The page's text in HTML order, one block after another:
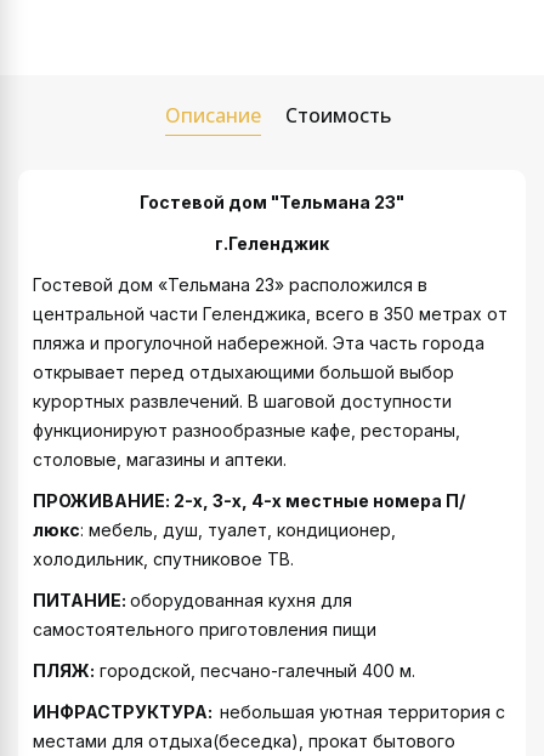
Описание Стоимость
Гостевой дом "Тельмана 23"
г.Геленджик
Гостевой дом «Тельмана 23» расположился в
центральной части Геленджика, всего в 350 метрах от
пляжа и прогулочной набережной. Эта часть города
открывает перед отдыхающими большой выбор
курортных развлечений. В шаговой доступности
функционируют разнообразные кафе, рестораны,
столовые, магазины и аптеки.
ПРОЖИВАНИЕ: 2-х, 3-х, 4-х местные номера П/
люкс: мебель, душ, туалет, кондиционер,
холодильник, спутниковое ТВ.
ПИТАНИЕ: оборудованная кухня для
самостоятельного приготовления пищи
ПЛЯЖ: городской, песчано-галечный 400 м.
ИНФРАСТРУКТУРА: небольшая уютная территория с
местами для отдыха(беседка), прокат бытового